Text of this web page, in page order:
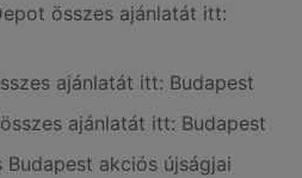
összes ajánlatát itt:
ajánlatát itt: Budapest
ajánlatát itt: Budapest
akciós újságjai